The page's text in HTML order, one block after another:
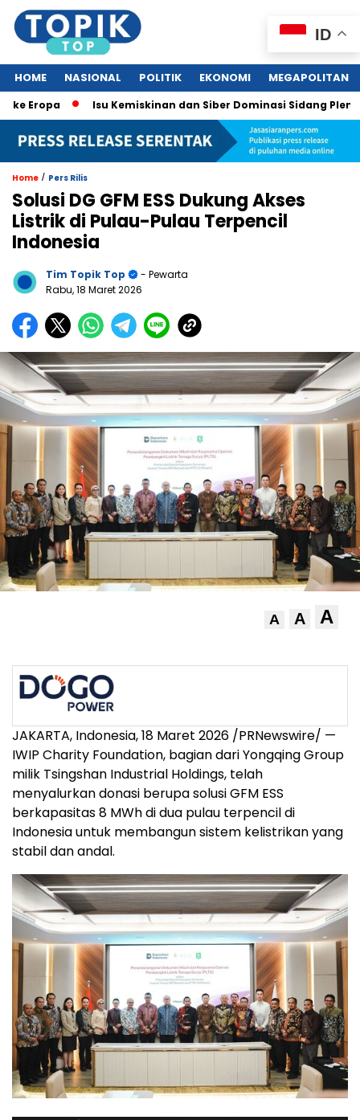
HOME NASIONAL POLITIK EKONOMI MEGAPOLITAN
Isu Kemiskinan dan Siber Dominasi Sidang Pleno KTT
Home / Pers Rilis
Solusi DG GFM ESS Dukung Akses
Listrik di Pulau-Pulau Terpencil
Indonesia
Tim Topik Top
- Pewarta
Rabu, 18 Maret 2026
A A A
JAKARTA, Indonesia, 18 Maret 2026 /PRNewswire/ —
IWIP Charity Foundation, bagian dari Yongqing Group
milik Tsingshan Industrial Holdings, telah
menyalurkan donasi berupa solusi GFM ESS
berkapasitas 8 MWh di dua pulau terpencil di
Indonesia untuk membangun sistem kelistrikan yang
stabil dan andal.
ID